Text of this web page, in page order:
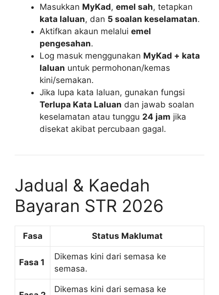
Masukkan MyKad, emel sah, tetapkan
kata laluan, dan 5 soalan keselamatan.
Aktifkan akaun melalui emel
pengesahan.
Log masuk menggunakan MyKad + kata
laluan untuk permohonan/kemas
kini/semakan.
Jika lupa kata laluan, gunakan fungsi
Terlupa Kata Laluan dan jawab soalan
keselamatan atau tunggu 24 jam jika
disekat akibat percubaan gagal.
Jadual & Kaedah
Bayaran STR 2026
Fasa Status Maklumat
Fasa 1
Dikemas kini dari semasa ke
semasa.
Dikemas kini dari semasa ke